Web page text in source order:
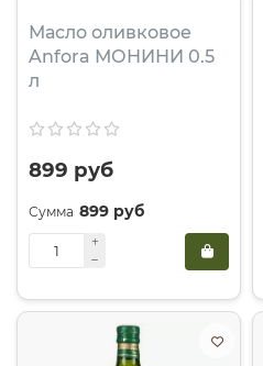
Масло оливковое
Anfora МОНИНИ 0.5
л
899 руб
899 руб